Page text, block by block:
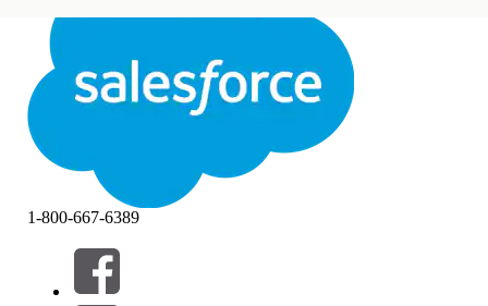
Luk
Filtre (0)
VÆLG FILTRE
1-800-667-6389